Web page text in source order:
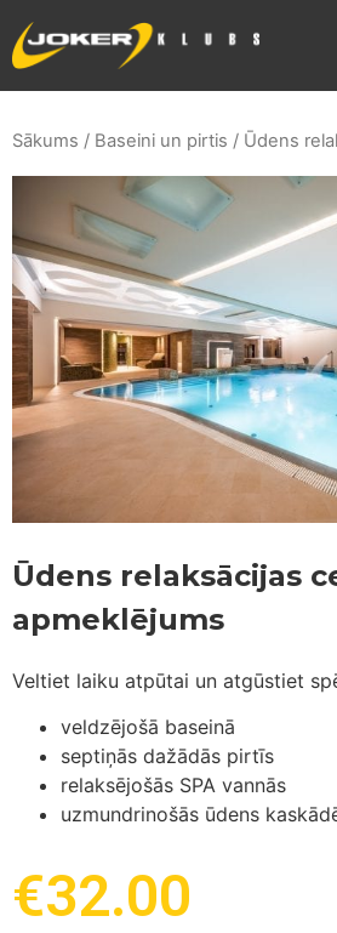
Sākums / Baseini un pirtis / Ūdens
Ūdens relaksācijas
apmeklējums
Veltiet laiku atpūtai un atgūstiet
veldzējošā baseinā
septiņās dažādās pirtīs
relaksējošās SPA vannās
uzmundrinošās ūdens
€32.00